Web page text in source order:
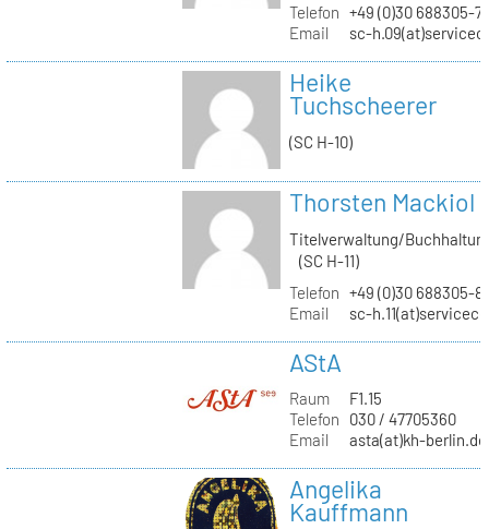
Telefon +49 (0)30 688305-
Email
sc-
Heike
Tuchscheerer
(SC H-10)
Thorsten Mackiol
Titelverwaltung/
(SC H-11)
Telefon +49 (0)30 688305-
Email
sc-
AStA
Raum
F1.15
Telefon
030 / 47705360
Email
asta(at)kh-berlin.de
Angelika
Kauffmann